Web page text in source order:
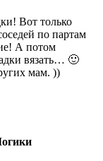
Вот только
по партам
А потом
вязать… 🙂
мам. ))